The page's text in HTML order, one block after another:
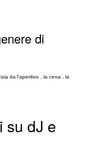
di
da l'aperitivo , la cena , la
su dJ e